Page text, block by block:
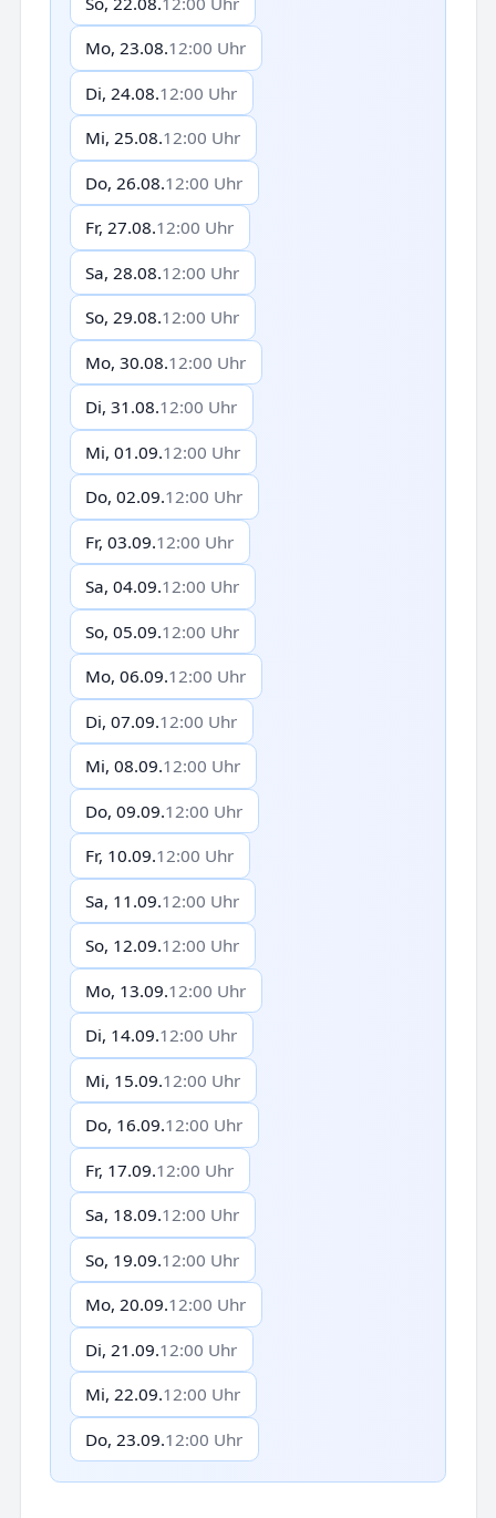
Mo, 23.08.12:00 Uhr
Di, 24.08.12:00 Uhr
Mi, 25.08.12:00 Uhr
Do, 26.08.12:00 Uhr
Fr, 27.08.12:00 Uhr
Sa, 28.08.12:00 Uhr
So, 29.08.12:00 Uhr
Mo, 30.08.12:00 Uhr
Di, 31.08.12:00 Uhr
Mi, 01.09.12:00 Uhr
Do, 02.09.12:00 Uhr
Fr, 03.09.12:00 Uhr
Sa, 04.09.12:00 Uhr
So, 05.09.12:00 Uhr
Mo, 06.09.12:00 Uhr
Di, 07.09.12:00 Uhr
Mi, 08.09.12:00 Uhr
Do, 09.09.12:00 Uhr
Fr, 10.09.12:00 Uhr
Sa, 11.09.12:00 Uhr
So, 12.09.12:00 Uhr
Mo, 13.09.12:00 Uhr
Di, 14.09.12:00 Uhr
Mi, 15.09.12:00 Uhr
Do, 16.09.12:00 Uhr
Fr, 17.09.12:00 Uhr
Sa, 18.09.12:00 Uhr
So, 19.09.12:00 Uhr
Mo, 20.09.12:00 Uhr
Di, 21.09.12:00 Uhr
Mi, 22.09.12:00 Uhr
Do, 23.09.12:00 Uhr